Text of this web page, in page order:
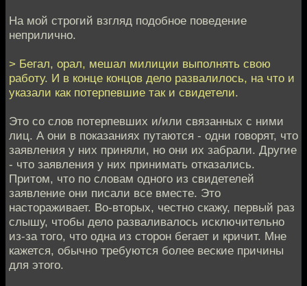
На мой строгий взгляд подобное поведение
неприлично.
> Бегал, орал, мешал милиции выполнять свою
работу. И в конце концов дело развалилось, на что и
указали как потерпевшие так и свидетели.
Это со слов потерпевших и/или связанных с ними
лиц. А они в показаниях путаются - одни говорят, что
заявления у них приняли, но они их забрали. Другие
- что заявления у них принимать отказались.
Притом, что по словам одного из свидетелей
заявление они писали все вместе. Это
настораживает. Во-вторых, честно скажу, первый раз
слышу, чтобы дело разваливалось исключительно
из-за того, что одна из сторон бегает и кричит. Мне
кажется, обычно требуются более веские причины
для этого.